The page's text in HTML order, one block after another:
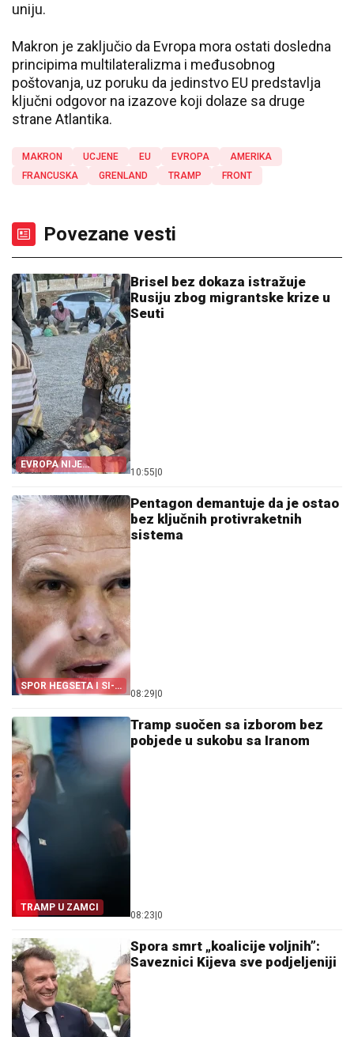
uniju.
Makron je zaključio da Evropa mora ostati dosledna
principima multilateralizma i međusobnog
poštovanja, uz poruku da jedinstvo EU predstavlja
ključni odgovor na izazove koji dolaze sa druge
strane Atlantika.
MAKRON UCJENE EU EVROPA
AMERIKA
FRANCUSKA
GRENLAND TRAMP FRONT
Povezane vesti
EVROPA NIJE
POMOGLA ŠPANIJI
Brisel bez dokaza istražuje
Rusiju zbog migrantske krize u
Seuti
10:55 0
SPOR HEGSETA I SI-
EN-ENA
Pentagon demantuje da je ostao
bez ključnih protivraketnih
sistema
08:29 0
TRAMP U ZAMCI
Tramp suočen sa izborom bez
pobjede u sukobu sa Iranom
08:23 0
Spora smrt „koalicije voljnih”:
Saveznici Kijeva sve podjeljeniji